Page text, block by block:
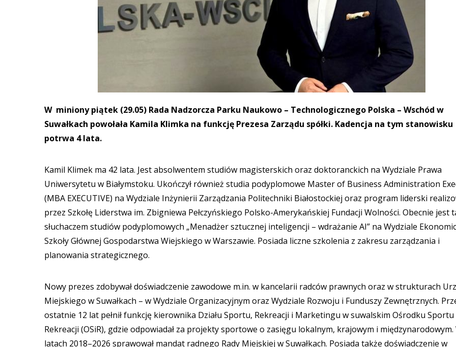
W miniony piątek (29.05) Rada Nadzorcza Parku Naukowo – Technologicznego Polska – Wschód w
Suwałkach powołała Kamila Klimka na funkcję Prezesa Zarządu spółki. Kadencja na tym stanowisku
potrwa 4 lata.
Kamil Klimek ma 42 lata. Jest absolwentem studiów magisterskich oraz doktoranckich na Wydziale Prawa
Uniwersytetu w Białymstoku. Ukończył również studia podyplomowe Master of Business Administration
(MBA EXECUTIVE) na Wydziale Inżynierii Zarządzania Politechniki Białostockiej oraz program liderski
przez Szkołę Liderstwa im. Zbigniewa Pełczyńskiego Polsko-Amerykańskiej Fundacji Wolności. Obecnie jest
słuchaczem studiów podyplomowych „Menadżer sztucznej inteligencji – wdrażanie AI” na Wydziale
Szkoły Głównej Gospodarstwa Wiejskiego w Warszawie. Posiada liczne szkolenia z zakresu zarządzania i
planowania strategicznego.
Nowy prezes zdobywał doświadczenie zawodowe m.in. w kancelarii radców prawnych oraz w strukturach
Miejskiego w Suwałkach – w Wydziale Organizacyjnym oraz Wydziale Rozwoju i Funduszy Zewnętrznych.
ostatnie 12 lat pełnił funkcję kierownika Działu Sportu, Rekreacji i Marketingu w suwalskim Ośrodku Sportu
Rekreacji (OSiR), gdzie odpowiadał za projekty sportowe o zasięgu lokalnym, krajowym i międzynarodowym.
latach 2018–2026 sprawował mandat radnego Rady Miejskiej w Suwałkach. Posiada także doświadczenie w